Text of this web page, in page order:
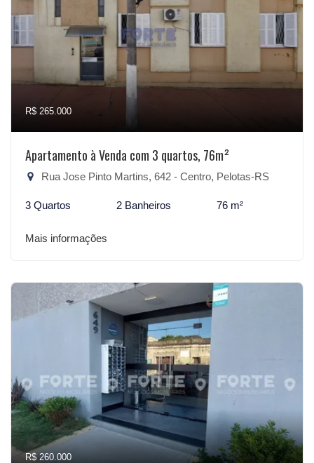
R$ 265.000
Apartamento à Venda com 3 quartos, 76m²
Rua Jose Pinto Martins, 642 - Centro, Pelotas-RS
3 Quartos 2 Banheiros 76 m²
Mais informações
R$ 260.000